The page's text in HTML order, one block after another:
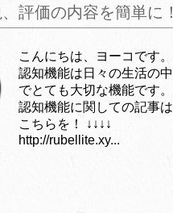
評価の内容を簡単に！
こんにちは、ヨーコです。
認知機能は日々の生活の中
でとても大切な機能です。
認知機能に関しての記事は
こちらを！ ↓↓↓↓
http://rubellite.xy...